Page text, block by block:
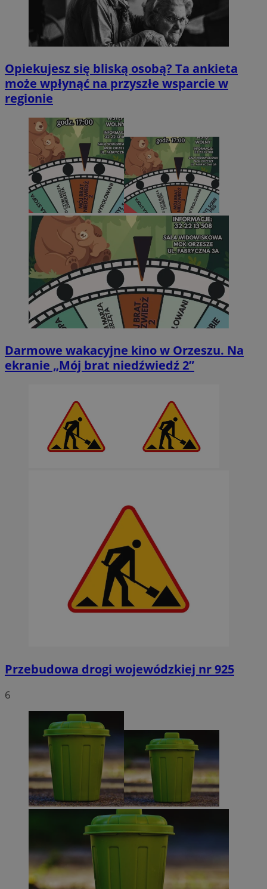
Opiekujesz się bliską osobą? Ta ankieta
może wpłynąć na przyszłe wsparcie w
regionie
Darmowe wakacyjne kino w Orzeszu. Na
ekranie „Mój brat niedźwiedź 2”
Przebudowa drogi wojewódzkiej nr 925
6